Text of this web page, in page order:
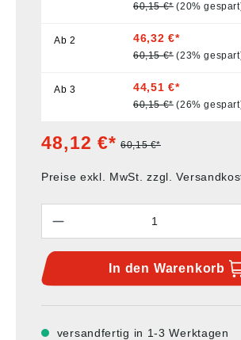
60,15 €* (20%
Ab 2 46,32 €*
60,15 €* (23%
Ab 3 44,51 €*
60,15 €* (26%
48,12 €* 60,15 €*
Preise exkl. MwSt. zzgl.
In den Warenkorb
versandfertig in 1-3 Werktagen